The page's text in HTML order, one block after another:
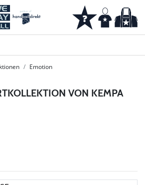
SALE: SPARE BIS ZU 65%
Emotion
VON KEMPA